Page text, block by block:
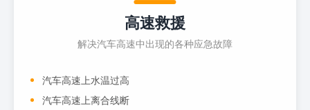
高速救援
解决汽车高速中出现的各种应急故障
汽车高速上水温过高
汽车高速上离合线断